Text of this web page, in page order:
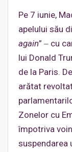
Pe 7 iunie,
apelului său
again” ‒ cu
lui Donald
de la Paris.
arătat
Zonelor cu
împotriva
suspendarea